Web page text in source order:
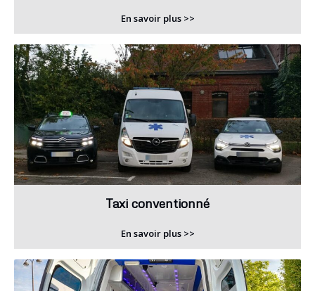
En savoir plus >>
Taxi conventionné
En savoir plus >>